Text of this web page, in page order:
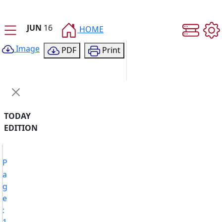
JUN 16
HOME
Image
PDF Print
TODAY
EDITION
P
a
g
e
: